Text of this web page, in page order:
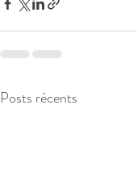
Posts récents